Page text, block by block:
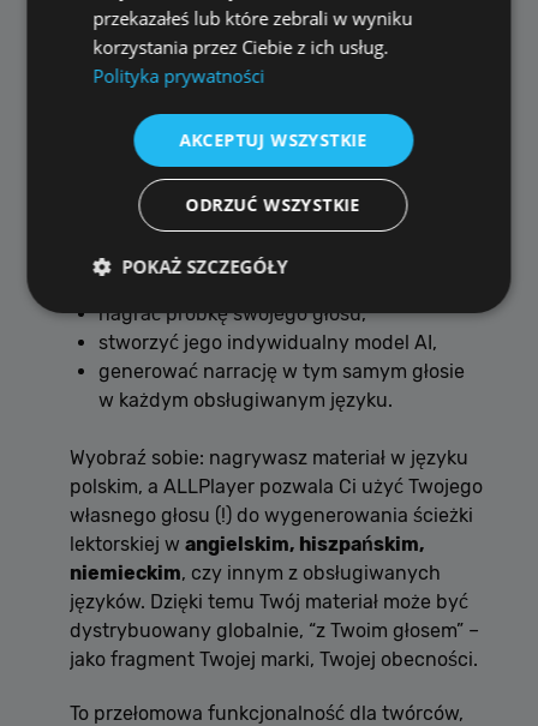
Nadchodząca funkcja: lektor AI... z Twoim
własnym głosem
Pracujemy już nad kolejnym dużym
przełomem:
możliwością użyciawłasnego głosu
lektora AI w dowolnym języku.
Oznacza to, że użytkownik będzie mógł:
nagrać próbkę swojego głosu,
stworzyć jego indywidualny model AI,
generować narrację w tym samym głosie
w każdym obsługiwanym języku.
Wyobraź sobie: nagrywasz materiał w języku
polskim, a ALLPlayer pozwala Ci użyć Twojego
własnego głosu (!) do wygenerowania ścieżki
lektorskiej w angielskim, hiszpańskim,
niemieckim, czy innym z obsługiwanych
języków. Dzięki temu Twój materiał może być
dystrybuowany globalnie, “z Twoim głosem” –
jako fragment Twojej marki, Twojej obecności.
To przełomowa funkcjonalność dla twórców,
przekazałeś lub które zebrali w wyniku
korzystania przez Ciebie z ich usług.
Polityka prywatności
AKCEPTUJ WSZYSTKIE
ODRZUĆ WSZYSTKIE
POKAŻ SZCZEGÓŁY
Targetowanie
Funkcjonalność
Niesklasyfikowane
tym, w jaki sposób odwiedzający korzystają ze
strony, np. analityczne pliki cookie. Te pliki cookie
nie mogą być wykorzystywane do bezpośredniej
identyfikacji konkretnego użytkownika.
Nazwa
Dostawca /
Okres
przechowywania